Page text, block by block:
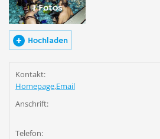
1 Fotos
Hochladen
Kontakt:
Homepage,Email
Anschrift:
Telefon: